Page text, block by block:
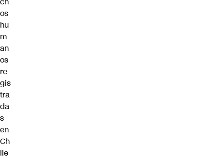
os
hu
m
an
os
re
gis
tra
da
s
en
Ch
ile